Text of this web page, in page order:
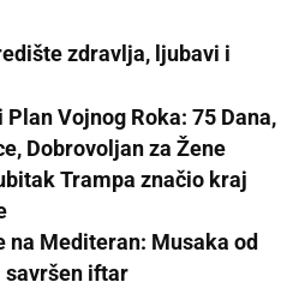
zdravlja, ljubavi i
Vojnog Roka: 75 Dana,
Dobrovoljan za Žene
Trampa značio kraj
Mediteran: Musaka od
savršen iftar